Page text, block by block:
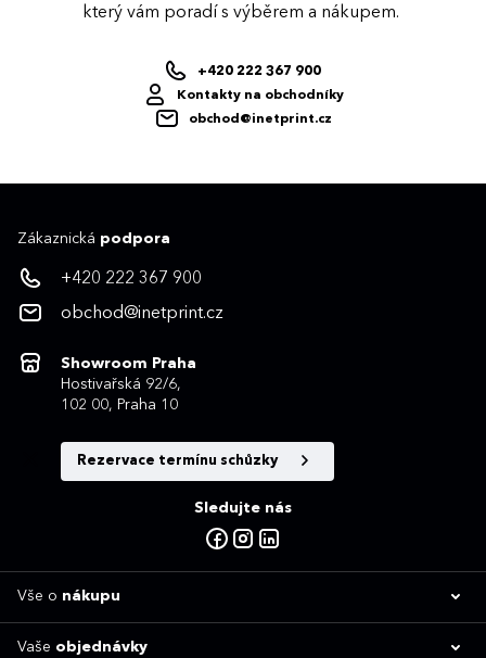
který vám poradí s výběrem a nákupem.
+420 222 367 900
Kontakty na obchodníky
obchod@inetprint.cz
Zákaznická podpora
+420 222 367 900
obchod@inetprint.cz
Showroom Praha
Hostivařská 92/6,
102 00, Praha 10
Rezervace termínu schůzky
Sledujte nás
Vše o nákupu
Vaše objednávky